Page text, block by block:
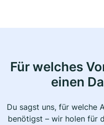
Für welches
einen
Du sagst uns, für welche
benötigst – wir holen für